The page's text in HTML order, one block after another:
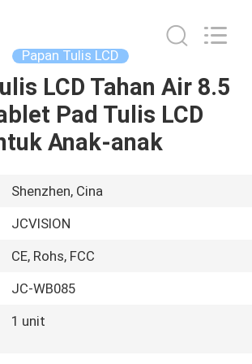
Papan Tulis LCD
LCD Tahan Air 8.5
Pad Tulis LCD
Anak-anak
Shenzhen, Cina
JCVISION
CE, Rohs, FCC
JC-WB085
1 unit